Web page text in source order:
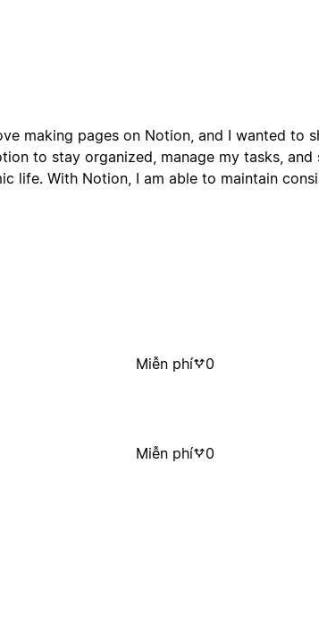
making pages on Notion, and I wanted to
to stay organized, manage my tasks, and
life. With Notion, I am able to maintain
Miễn phí 0
Miễn phí 0